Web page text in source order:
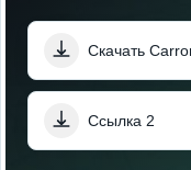
Скачать
Ссылка 2